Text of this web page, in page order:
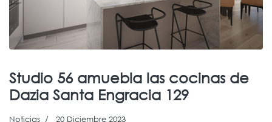
Studio 56 amuebla las cocinas de
Dazia Santa Engracia 129
Noticias 20 Diciembre 2023